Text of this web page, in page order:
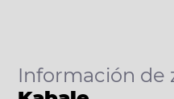
Información de